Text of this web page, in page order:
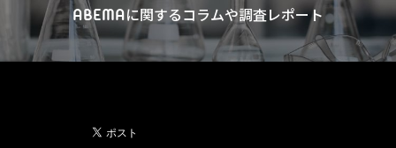
ABEMAに関するコラムや調査レポート